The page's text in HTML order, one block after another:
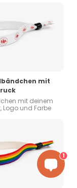
mit
mit deinem
Logo und Farbe
1